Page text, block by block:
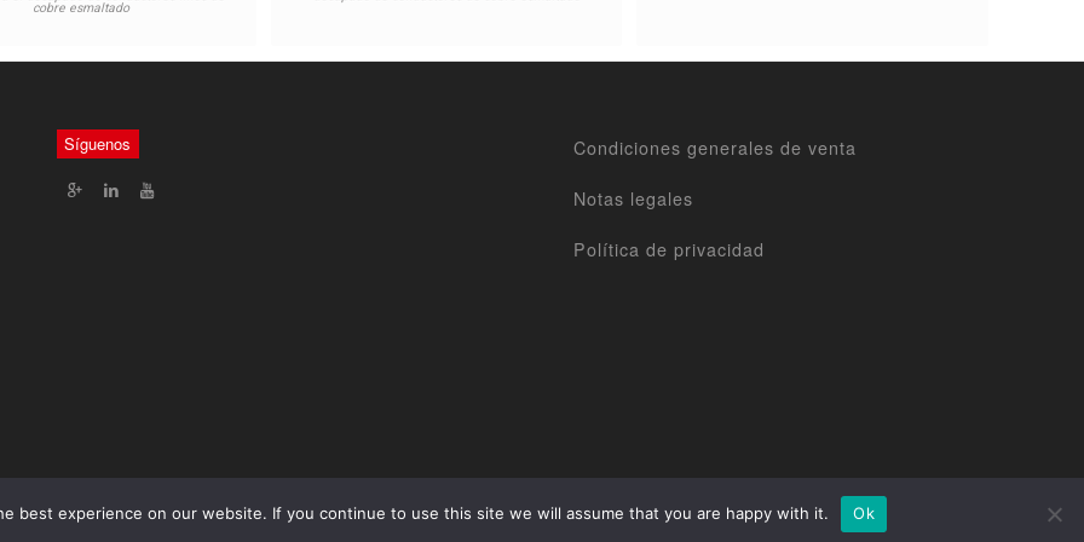
cobre esmaltado
Síguenos Condiciones generales de venta
Notas legales
Política de privacidad
2017 © www.agencenova.com
servicios Contáctenos
best experience on our website. If you continue to use this site we will assume that you are happy with it. Ok